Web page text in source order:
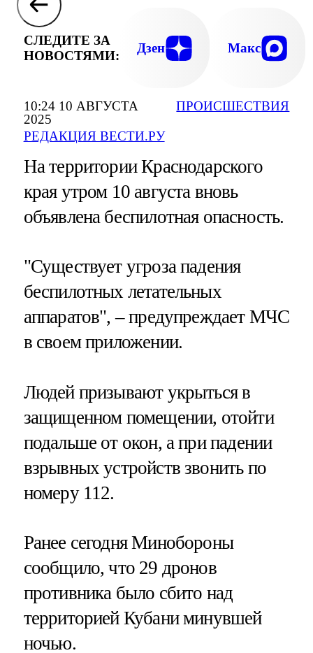
10:24 10 АВГУСТА
2025
РЕДАКЦИЯ ВЕСТИ.РУ
ПРОИСШЕСТВИЯ
СЛЕДИТЕ ЗА
НОВОСТЯМИ:
Дзен Макс
На территории Краснодарского
края утром 10 августа вновь
объявлена беспилотная опасность.
"Существует угроза падения
беспилотных летательных
аппаратов", – предупреждает МЧС
в своем приложении.
Людей призывают укрыться в
защищенном помещении, отойти
подальше от окон, а при падении
взрывных устройств звонить по
номеру 112.
Ранее сегодня Минобороны
сообщило, что 29 дронов
противника было сбито над
территорией Кубани минувшей
ночью.